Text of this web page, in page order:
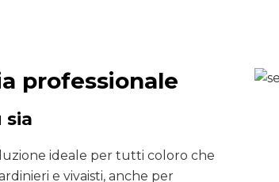
professionale
sia
ideale per tutti coloro che
e vivaisti, anche per